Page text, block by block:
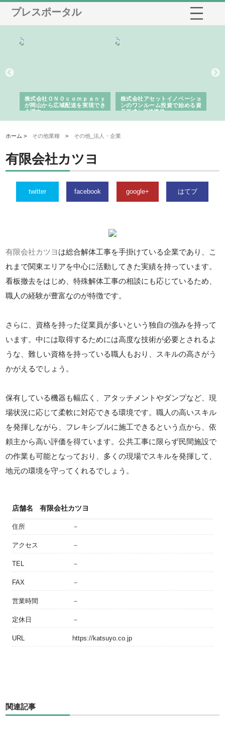
プレスポータル
株式会社ＯＮＯｃｏｍｐａｎｙ
が岡山から広域配送を実現でき
る理由
株式会社アセットイノベーショ
ンのワンルーム投資で始める資
産形成と老後準備
ホーム > その他業種 > その他_法人・企業
有限会社カツヨ
twitter facebook google+ はてブ
有限会社カツヨ は総合解体工事を手掛けている企業であり、こ
れまで関東エリアを中心に活動してきた実績を持っています。
看板撤去をはじめ、特殊解体工事の相談にも応じているため、
職人の経験が豊富なのが特徴です。
さらに、資格を持った従業員が多いという独自の強みを持って
います。中には取得するためには高度な技術が必要とされるよ
うな、難しい資格を持っている職人もおり、スキルの高さがう
かがえるでしょう。
保有している機器も幅広く、アタッチメントやダンプなど、現
場状況に応じて柔軟に対応できる環境です。職人の高いスキル
を発揮しながら、フレキシブルに施工できるという点から、依
頼主から高い評価を得ています。公共工事に限らず民間施設で
の作業も可能となっており、多くの現場でスキルを発揮して、
地元の環境を守ってくれるでしょう。
店舗名 有限会社カツヨ
住所 －
アクセス －
TEL －
FAX －
営業時間 －
定休日 －
URL https://katsuyo.co.jp
関連記事